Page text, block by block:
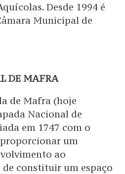
Desde 1994 é
Municipal de
DE MAFRA
de Mafra (hoje
Nacional de
em 1747 com o
um
ao
constituir um espaço